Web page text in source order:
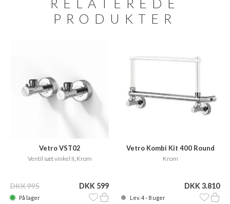
RELATEREDE
PRODUKTER
Vetro VST02
Ventil sæt vinkel II, Krom
DKK 995 DKK 599
På lager
Vetro Kombi Kit 400 Round
Krom
DKK 3.810
Lev. 4 - 8 uger